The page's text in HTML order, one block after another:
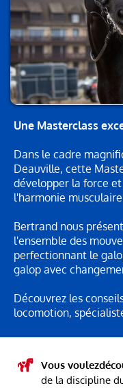
Une Masterclass
Dans le cadre
Deauville, cette
développer la force
l'harmonie
Bertrand nous
l'ensemble des
perfectionnant le
galop avec
Découvrez les
locomotion,
Vous
de la discipline